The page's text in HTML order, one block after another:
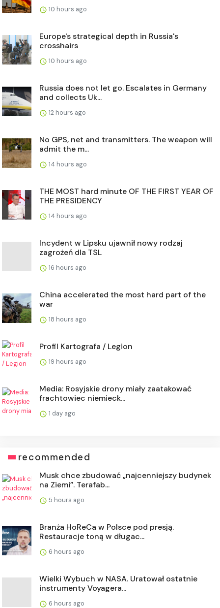
10 hours ago
Europe's strategical depth in Russia's
crosshairs
10 hours ago
Russia does not let go. Escalates in Germany
and collects Uk...
12 hours ago
No GPS, net and transmitters. The weapon will
admit the m...
14 hours ago
THE MOST hard minute OF THE FIRST YEAR OF
THE PRESIDENCY
14 hours ago
Incydent w Lipsku ujawnił nowy rodzaj
zagrożeń dla TSL
16 hours ago
China accelerated the most hard part of the
war
18 hours ago
Profil Kartografa / Legion
19 hours ago
Media: Rosyjskie drony miały zaatakować
frachtowiec niemieck...
1 day ago
recommended
Musk chce zbudować „najcenniejszy budynek
na Ziemi”. Terafab...
5 hours ago
Branża HoReCa w Polsce pod presją.
Restauracje toną w długac...
6 hours ago
Wielki Wybuch w NASA. Uratował ostatnie
instrumenty Voyagera...
6 hours ago